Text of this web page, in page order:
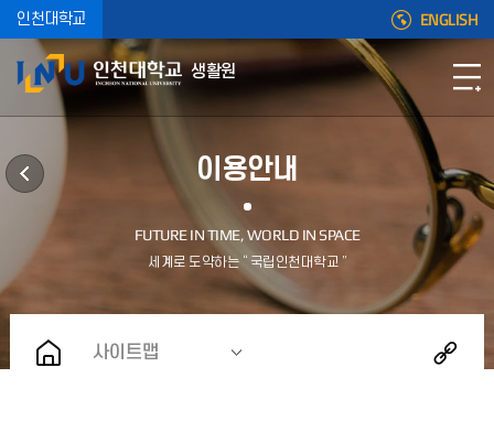
인천대학교 ENGLISH
생활원
이용안내
사이트맵